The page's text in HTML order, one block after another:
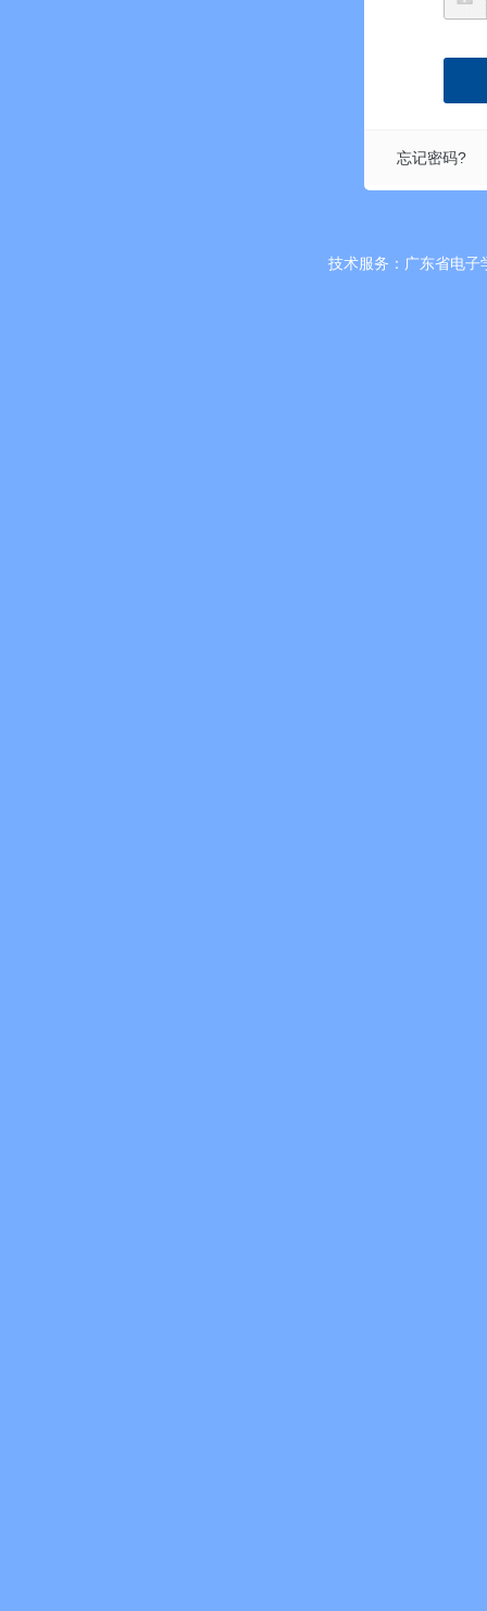
忘记密码?
技术服务：广东省电